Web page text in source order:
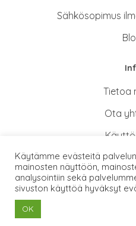
Sähkösopimus
Tietoa
Ota
Tietosuoja- ja
Käytämme evästeitä
mainosten näyttöön,
analysointiin sekä
sivuston käyttöä hyväksyt
OK